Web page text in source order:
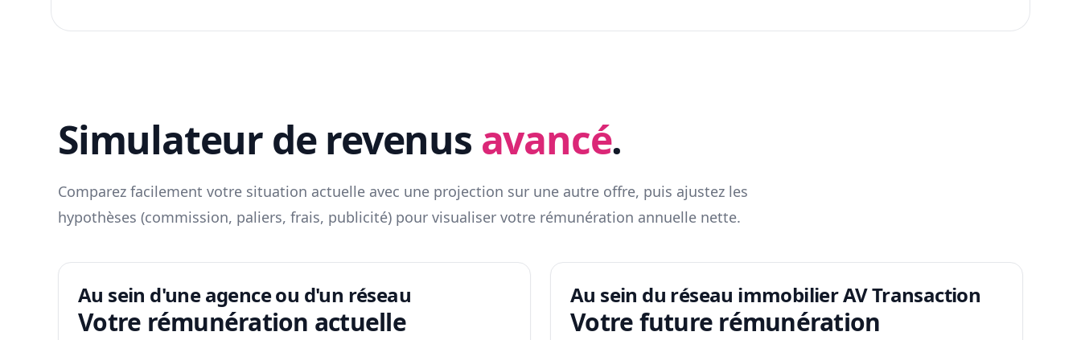
Simulateur de revenus avancé.
Comparez facilement votre situation actuelle avec une projection sur une autre offre, puis ajustez les
hypothèses (commission, paliers, frais, publicité) pour visualiser votre rémunération annuelle nette.
Au sein d'une agence ou d'un réseau
Votre rémunération actuelle
Au sein du réseau immobilier AV Transaction
Votre future rémunération